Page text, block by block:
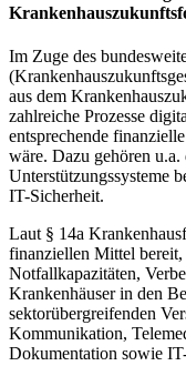
Im Zuge des
aus dem
zahlreiche Prozesse
entsprechende
wäre. Dazu gehören
Unterstützungssysteme
IT-Sicherheit.
Laut § 14a
finanziellen Mittel
Notfallkapazitäten,
Krankenhäuser in den
sektorübergreifenden
Kommunikation,
Dokumentation sowie